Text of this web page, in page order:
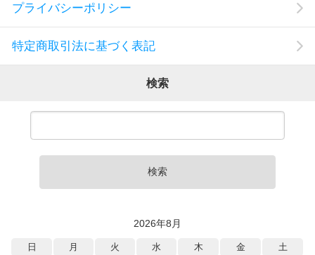
プライバシーポリシー
特定商取引法に基づく表記
検索
検索
2026年8月
日 月 火 水 木 金 土